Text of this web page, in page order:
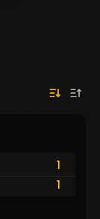
1
1